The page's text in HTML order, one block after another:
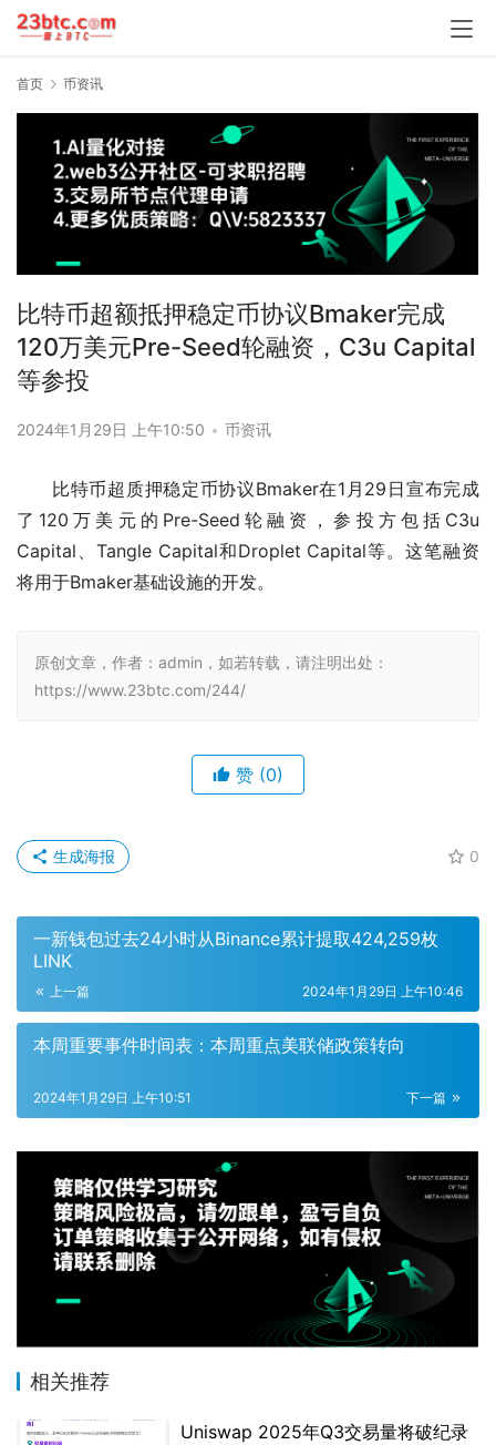
首页 币资讯
比特币超额抵押稳定币协议Bmaker完成
120万美元Pre-Seed轮融资，C3u Capital
等参投
2024年1月29日 上午10:50 • 币资讯
比特币超质押稳定币协议Bmaker在1月29日宣布完成
了120万美元的Pre-Seed轮融资，参投方包括C3u
Capital、Tangle Capital和Droplet Capital等。这笔融资
将用于Bmaker基础设施的开发。
原创文章，作者：admin，如若转载，请注明出处：
https://www.23btc.com/244/
赞 (0)
0
生成海报
一新钱包过去24小时从Binance累计提取424,259枚
LINK
上一篇 2024年1月29日 上午10:46
本周重要事件时间表：本周重点美联储政策转向
下一篇
2024年1月29日 上午10:51
相关推荐
Uniswap 2025年Q3交易量将破纪录